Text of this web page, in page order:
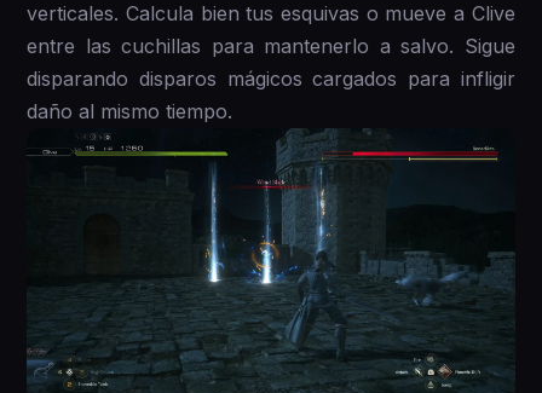
verticales. Calcula bien tus esquivas o mueve a Clive
entre las cuchillas para mantenerlo a salvo. Sigue
disparando disparos mágicos cargados para infligir
daño al mismo tiempo.